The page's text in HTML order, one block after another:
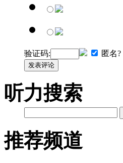
验证码: 匿名?
发表评论
听力搜索
推荐频道